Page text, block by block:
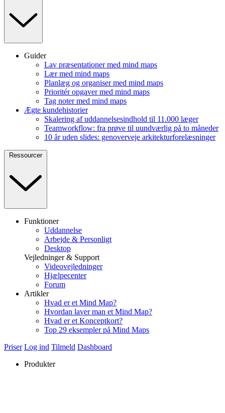
Guider
Lav præsentationer med mind maps
Lær med mind maps
Planlæg og organiser med mind maps
Prioritér opgaver med mind maps
Tag noter med mind maps
Ægte kundehistorier
Skalering af uddannelsesindhold til 11.000 læger
Teamworkflow: fra prøve til uundværlig på to måneder
10 år uden slides: genoverveje arkitekturforelæsninger
Ressourcer
Funktioner
Uddannelse
Arbejde & Personligt
Desktop
Vejledninger & Support
Videovejledninger
Hjælpecenter
Forum
Artikler
Hvad er et Mind Map?
Hvordan laver man et Mind Map?
Hvad er et Konceptkort?
Top 29 eksempler på Mind Maps
Priser Log ind Tilmeld Dashboard
Produkter